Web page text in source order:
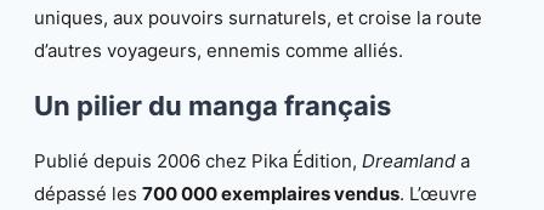
uniques, aux pouvoirs surnaturels, et croise la route
d’autres voyageurs, ennemis comme alliés.
Un pilier du manga français
Publié depuis 2006 chez Pika Édition, Dreamland a
dépassé les 700 000 exemplaires vendus. L’œuvre